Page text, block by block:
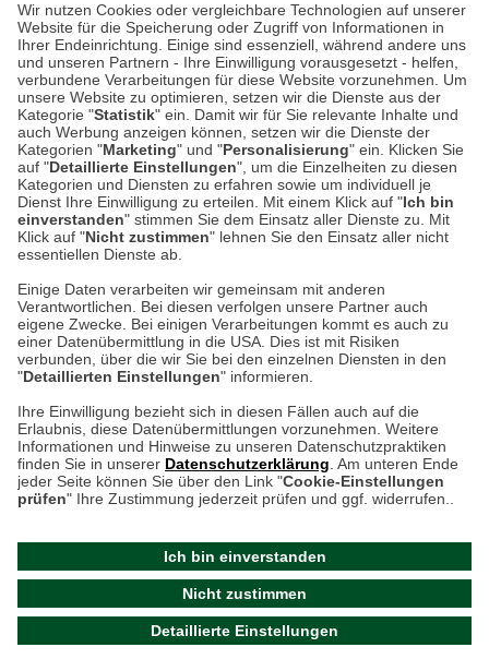
Wir nutzen Cookies oder vergleichbare Technologien auf unserer
Website für die Speicherung oder Zugriff von Informationen in
Ihrer Endeinrichtung. Einige sind essenziell, während andere uns
und unseren Partnern - Ihre Einwilligung vorausgesetzt - helfen,
verbundene Verarbeitungen für diese Website vorzunehmen. Um
unsere Website zu optimieren, setzen wir die Dienste aus der
Kategorie "Statistik" ein. Damit wir für Sie relevante Inhalte und
auch Werbung anzeigen können, setzen wir die Dienste der
Kategorien "Marketing" und "Personalisierung" ein. Klicken Sie
auf "Detaillierte Einstellungen", um die Einzelheiten zu diesen
Kategorien und Diensten zu erfahren sowie um individuell je
Dienst Ihre Einwilligung zu erteilen. Mit einem Klick auf "Ich bin
einverstanden" stimmen Sie dem Einsatz aller Dienste zu. Mit
Klick auf "Nicht zustimmen" lehnen Sie den Einsatz aller nicht
essentiellen Dienste ab.
Einige Daten verarbeiten wir gemeinsam mit anderen
Verantwortlichen. Bei diesen verfolgen unsere Partner auch
eigene Zwecke. Bei einigen Verarbeitungen kommt es auch zu
einer Datenübermittlung in die USA. Dies ist mit Risiken
verbunden, über die wir Sie bei den einzelnen Diensten in den
"Detaillierten Einstellungen" informieren.
Ihre Einwilligung bezieht sich in diesen Fällen auch auf die
Erlaubnis, diese Datenübermittlungen vorzunehmen. Weitere
Informationen und Hinweise zu unseren Datenschutzpraktiken
finden Sie in unserer Datenschutzerklärung . Am unteren Ende
jeder Seite können Sie über den Link "Cookie-Einstellungen
prüfen" Ihre Zustimmung jederzeit prüfen und ggf. widerrufen..
Ich bin einverstanden
Nicht zustimmen
Detaillierte Einstellungen
Unser Geschäft in Meckenheim
Auf dem Steinbüchel 6
53340 Meckenheim
Montag bis Samstag 9:00 Uhr bis 18:00 Uhr
weitere Information
Hier finden Sie uns im Netz
Kontakt
Umwelt und Entsorgung
Zur Echtheit von Bewertungen
Hinweisgeber-Schutzgesetz
Barrierefreiheit unserer Website
am 07.08.2026 um 23:24
2024 THE BRITISH SHOP
Versandhandel GmbH & Co. KG
Cookie-Einstellungen in Ihrem Browser
ACHTUNG!
Ihr Browser speichert aktuell keine Cookies!
Leider können Sie in diesem Fall unseren Online-Shop
Bitte stellen Sie sicher, dass Ihr Browser unsere funktionalen
Cookies für die Dauer Ihres Besuchs auf unserer Website
akzeptiert. Unabhängig davon können Sie entscheiden,